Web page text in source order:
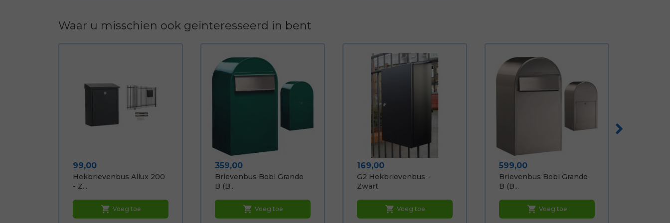
Waar u misschien ook geïnteresseerd in bent
Prijs
99,00
Hekbrievenbus Allux 200
- Z...
shopping_cart Voeg toe
Prijs
359,00
Brievenbus Bobi Grande
B (b...
shopping_cart Voeg toe
Prijs
169,00
G2 Hekbrievenbus -
Zwart
shopping_cart Voeg toe
Prijs
599,00
Brievenbus Bobi Grande
B (b...
shopping_cart Voeg toe